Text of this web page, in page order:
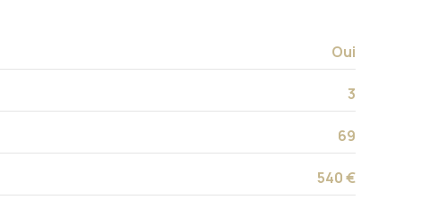
Oui
3
69
540 €